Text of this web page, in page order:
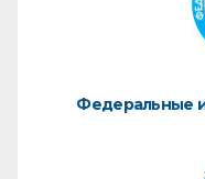
Федеральные